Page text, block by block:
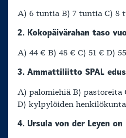
A) 6 tuntia B) 7 tuntia C) 8
2. Kokopäivärahan taso
A) 44 € B) 48 € C) 51 € D)
3. Ammattiliitto SPAL
A) palomiehiä B) pastoreita
D) kylpylöiden
4. Ursula von der Leyen on